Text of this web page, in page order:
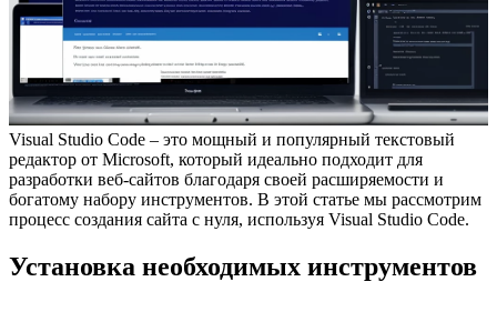
Visual Studio Code – это мощный и популярный текстовый
редактор от Microsoft, который идеально подходит для
разработки веб-сайтов благодаря своей расширяемости и
богатому набору инструментов. В этой статье мы рассмотрим
процесс создания сайта с нуля, используя Visual Studio Code.
Установка необходимых инструментов